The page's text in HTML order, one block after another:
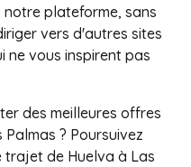
notre plateforme, sans
vers d'autres sites
ne vous inspirent pas
des meilleures offres
? Poursuivez
de Huelva à Las